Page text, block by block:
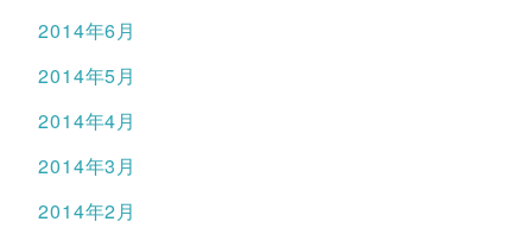
2014年6月
2014年5月
2014年4月
2014年3月
2014年2月